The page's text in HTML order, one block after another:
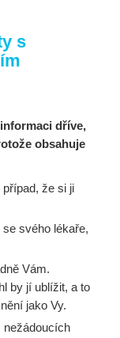
s
dříve,
obsahuje
že si ji
svého lékaře,
Vám.
by jí ublížit, a to
jako Vy.
nežádoucích